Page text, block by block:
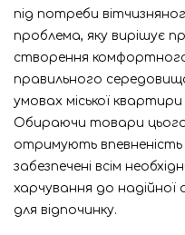
під потреби
проблема, яку вирішує
створення
правильного
умовах міської
Обираючи товари цього
отримують впевненість
забезпечені всім
харчування до надійної
для відпочинку.